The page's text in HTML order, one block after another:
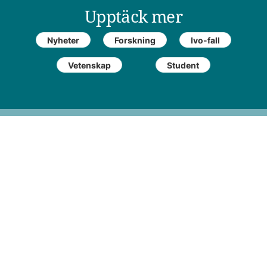
Upptäck mer
Nyheter Forskning Ivo-fall
Vetenskap Student